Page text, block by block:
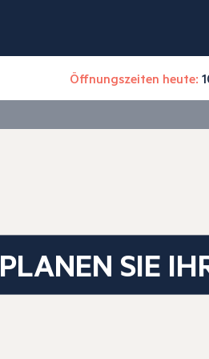
Öffnungszeiten heute:
PLANEN SIE